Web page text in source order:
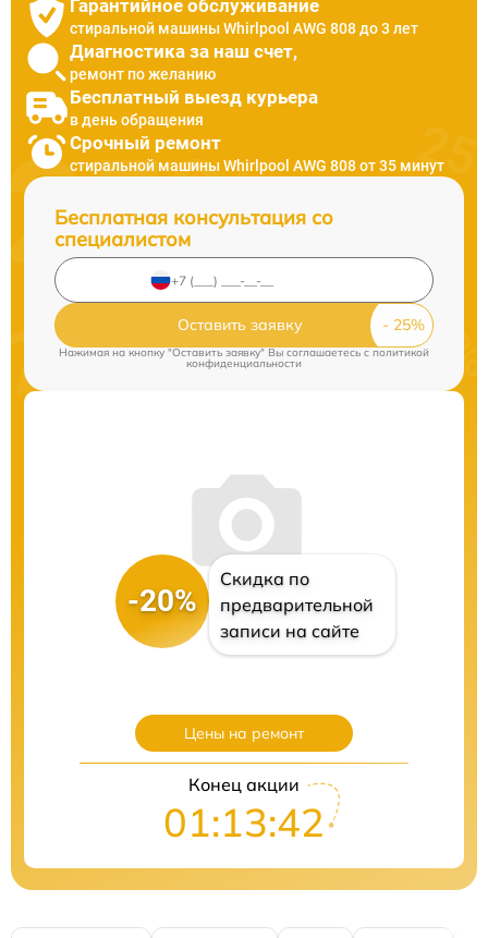
Гарантийное обслуживание
стиральной машины Whirlpool AWG 808 до 3 лет
Диагностика за наш счет,
ремонт по желанию
Бесплатный выезд курьера
в день обращения
Срочный ремонт
стиральной машины Whirlpool AWG 808 от 35 минут
Бесплатная консультация со
специалистом
Оставить заявку
Нажимая на кнопку "Оставить заявку" Вы соглашаетесь c политикой
конфиденциальности
-20%
Скидка по
предварительной
записи на сайте
Цены на ремонт
Конец акции
01:13:41